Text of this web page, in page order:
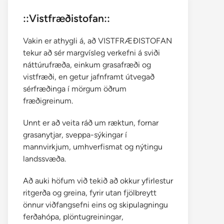
::Vistfræðistofan::
Vakin er athygli á, að VISTFRÆÐISTOFAN
tekur að sér margvísleg verkefni á sviði
náttúrufræða, einkum grasafræði og
vistfræði, en getur jafnframt útvegað
sérfræðinga í mörgum öðrum
fræðigreinum.
Unnt er að veita ráð um ræktun, fornar
grasanytjar, sveppa-sýkingar í
mannvirkjum, umhverfismat og nýtingu
landssvæða.
Að auki höfum við tekið að okkur yfirlestur
ritgerða og greina, fyrir utan fjölbreytt
önnur viðfangsefni eins og skipulagningu
ferðahópa, plöntugreiningar,